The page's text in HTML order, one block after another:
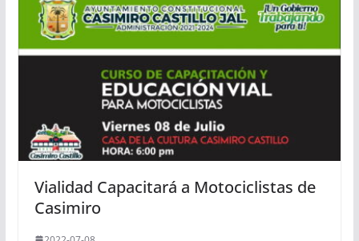
Vialidad Capacitará a Motociclistas de
Casimiro